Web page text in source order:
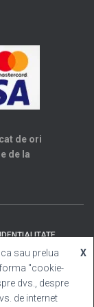
de ori
de la
CONTACT
sau prelua
"cookie-
dvs., despre
de internet
X